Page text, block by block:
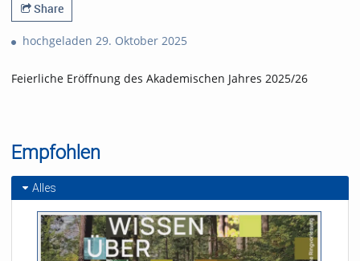
Share
hochgeladen 29. Oktober 2025
Feierliche Eröffnung des Akademischen Jahres 2025/26
Empfohlen
Alles